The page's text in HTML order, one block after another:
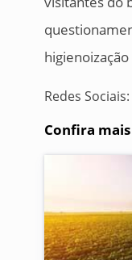
Redes Sociais:
Confira